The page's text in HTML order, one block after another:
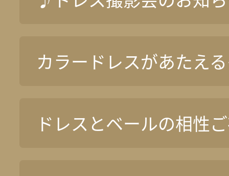
カラードレスがあたえ
ドレスとベールの相性